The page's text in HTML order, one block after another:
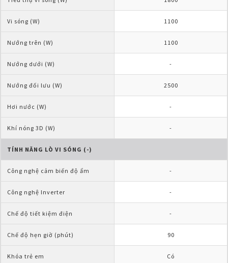
Vi sóng (W) 1100
Nướng trên (W) 1100
Nướng dưới (W) -
Nướng đối lưu (W) 2500
Hơi nước (W) -
Khí nóng 3D (W) -
TÍNH NĂNG LÒ VI SÓNG (-)
Công nghệ cảm biến độ ẩm -
Công nghệ Inverter -
Chế độ tiết kiệm điện -
Chế độ hẹn giờ (phút) 90
Khóa trẻ em Có